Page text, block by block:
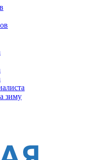
зиму